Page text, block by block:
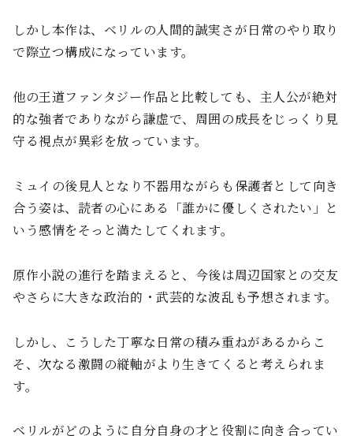
しかし本作は、ベリルの人間的誠実さが日常のやり取り
で際立つ構成になっています。
他の王道ファンタジー作品と比較しても、主人公が絶対
的な強者でありながら謙虚で、周囲の成長をじっくり見
守る視点が異彩を放っています。
ミュイの後見人となり不器用ながらも保護者として向き
合う姿は、読者の心にある「誰かに優しくされたい」と
いう感情をそっと満たしてくれます。
原作小説の進行を踏まえると、今後は周辺国家との交友
やさらに大きな政治的・武芸的な波乱も予想されます。
しかし、こうした丁寧な日常の積み重ねがあるからこ
そ、次なる激闘の縦軸がより生きてくると考えられま
す。
ベリルがどのように自分自身の才と役割に向き合ってい